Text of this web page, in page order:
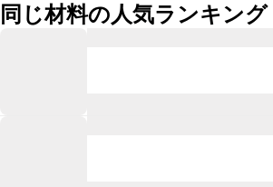
同じ材料の人気ランキング